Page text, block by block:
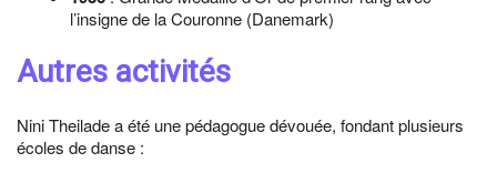
l’insigne de la Couronne (Danemark)
Autres activités
Nini Theilade a été une pédagogue dévouée, fondant plusieurs
écoles de danse :